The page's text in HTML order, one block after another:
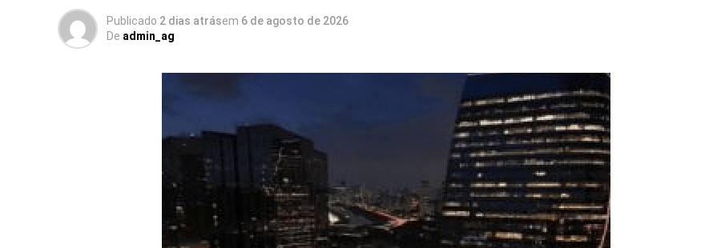
Publicado 2 dias atrásem 6 de agosto de 2026
De admin_ag